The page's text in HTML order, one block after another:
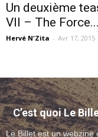
Un deuxième
VII – The Force...
Hervé N'Zita - Avr 17, 2015
C’est quoi Le
Le Billet est un webzine